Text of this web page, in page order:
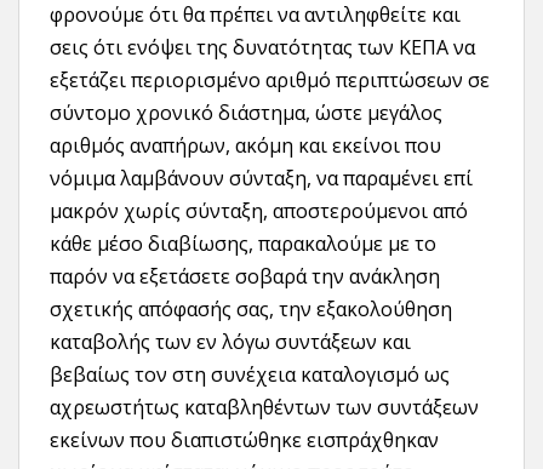
φρονούμε ότι θα πρέπει να αντιληφθείτε και
σεις ότι ενόψει της δυνατότητας των ΚΕΠΑ να
εξετάζει περιορισμένο αριθμό περιπτώσεων σε
σύντομο χρονικό διάστημα, ώστε μεγάλος
αριθμός αναπήρων, ακόμη και εκείνοι που
νόμιμα λαμβάνουν σύνταξη, να παραμένει επί
μακρόν χωρίς σύνταξη, αποστερούμενοι από
κάθε μέσο διαβίωσης, παρακαλούμε με το
παρόν να εξετάσετε σοβαρά την ανάκληση
σχετικής απόφασής σας, την εξακολούθηση
καταβολής των εν λόγω συντάξεων και
βεβαίως τον στη συνέχεια καταλογισμό ως
αχρεωστήτως καταβληθέντων των συντάξεων
εκείνων που διαπιστώθηκε εισπράχθηκαν